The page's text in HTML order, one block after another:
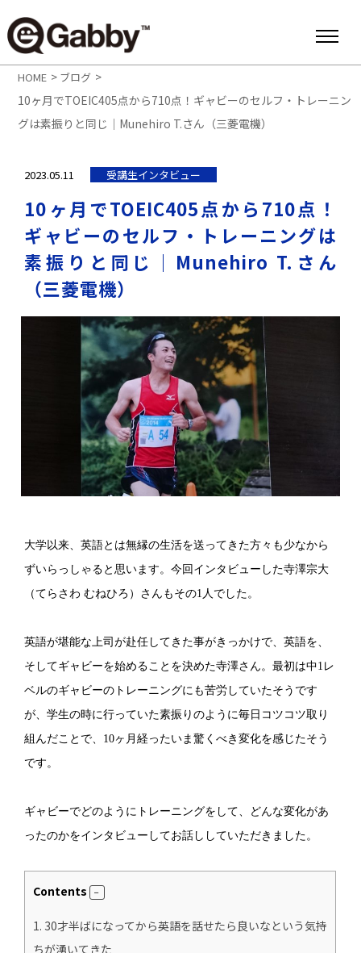
HOME > ブログ >
10ヶ月でTOEIC405点から710点！ギャビーのセルフ・トレーニン
グは素振りと同じ｜Munehiro T.さん（三菱電機）
2023.05.11 受講生インタビュー
10ヶ月でTOEIC405点から710点！
ギャビーのセルフ・トレーニングは
素振りと同じ｜Munehiro T.さん
（三菱電機）
大学以来、英語とは無縁の生活を送ってきた方々も少なから
ずいらっしゃると思います。今回インタビューした寺澤宗大
（てらさわ むねひろ）さんもその1人でした。
英語が堪能な上司が赴任してきた事がきっかけで、英語を、
そしてギャビーを始めることを決めた寺澤さん。最初は中1レ
ベルのギャビーのトレーニングにも苦労していたそうです
が、学生の時に行っていた素振りのように毎日コツコツ取り
組んだことで、10ヶ月経ったいま驚くべき変化を感じたそう
です。
ギャビーでどのようにトレーニングをして、どんな変化があ
ったのかをインタビューしてお話ししていただきました。
Contents
1. 30才半ばになってから英語を話せたら良いなという気持
ちが湧いてきた